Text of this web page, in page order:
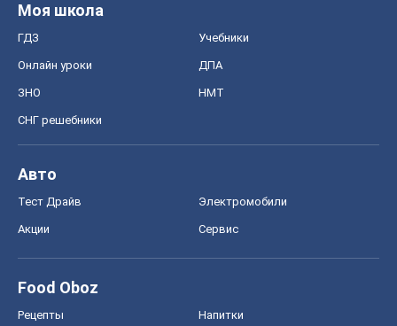
Моя школа
ГДЗ Учебники
Онлайн уроки ДПА
ЗНО НМТ
СНГ решебники
Авто
Тест Драйв Электромобили
Акции Сервис
Food Oboz
Рецепты Напитки